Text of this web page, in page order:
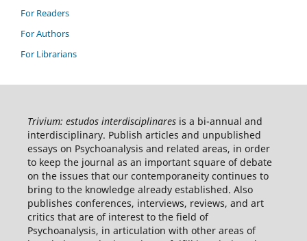
For Readers
For Authors
For Librarians
Trivium: estudos interdisciplinaresis a bi-annual and
interdisciplinary. Publish articles and unpublished
essays on Psychoanalysis and related areas, in order
to keep the journal as an important square of debate
on the issues that our contemporaneity continues to
bring to the knowledge already established. Also
publishes conferences, interviews, reviews, and art
critics that are of interest to the field of
Psychoanalysis, in articulation with other areas of